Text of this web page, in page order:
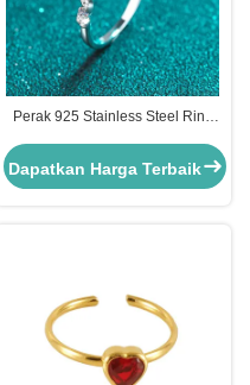
Perak 925 Stainless Steel Ring
Cincin Pernikahan
Dapatkan Harga Terbaik